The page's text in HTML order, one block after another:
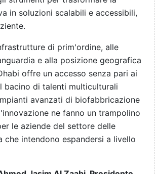
in soluzioni scalabili e accessibili,
di prim'ordine, alle
e alla posizione geografica
offre un accesso senza pari ai
bacino di talenti multiculturali
avanzati di biofabbricazione
ne fanno un trampolino
le aziende del settore delle
che intendono espandersi a livello